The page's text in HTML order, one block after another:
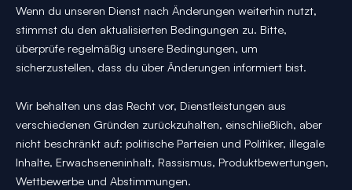
Wenn du unseren Dienst nach Änderungen weiterhin nutzt,
stimmst du den aktualisierten Bedingungen zu. Bitte,
überprüfe regelmäßig unsere Bedingungen, um
sicherzustellen, dass du über Änderungen informiert bist.
Wir behalten uns das Recht vor, Dienstleistungen aus
verschiedenen Gründen zurückzuhalten, einschließlich, aber
nicht beschränkt auf: politische Parteien und Politiker, illegale
Inhalte, Erwachseneninhalt, Rassismus, Produktbewertungen,
Wettbewerbe und Abstimmungen.